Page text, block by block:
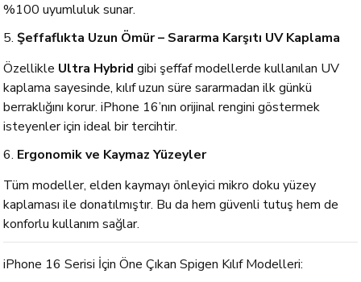
%100 uyumluluk sunar.
5. Şeffaflıkta Uzun Ömür – Sararma Karşıtı UV Kaplama
Özellikle Ultra Hybrid gibi şeffaf modellerde kullanılan UV
kaplama sayesinde, kılıf uzun süre sararmadan ilk günkü
berraklığını korur. iPhone 16’nın orijinal rengini göstermek
isteyenler için ideal bir tercihtir.
6. Ergonomik ve Kaymaz Yüzeyler
Tüm modeller, elden kaymayı önleyici mikro doku yüzey
kaplaması ile donatılmıştır. Bu da hem güvenli tutuş hem de
konforlu kullanım sağlar.
iPhone 16 Serisi İçin Öne Çıkan Spigen Kılıf Modelleri: